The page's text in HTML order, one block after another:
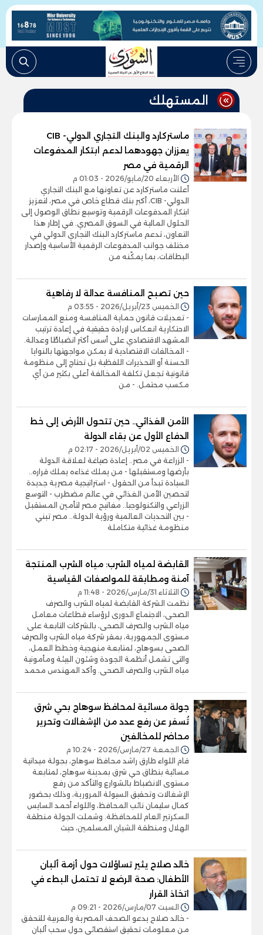
المستهلك
ماستركارد والبنك التجاري الدولي- CIB
يعززان جهودهما لدعم ابتكار المدفوعات
الرقمية في مصر
الأربعاء 20/مايو/2026 - 01:03 م
أعلنت ماستركارد عن تعاونها مع البنك التجاري
الدولي- CIB، أكبر بنك قطاع خاص في مصر، لتعزيز
ابتكار المدفوعات الرقمية وتوسيع نطاق الوصول إلى
الحلول المالية في السوق المصري. في إطار هذا
التعاون، تدعم ماستركارد البنك التجاري الدولي في
مختلف جوانب المدفوعات الرقمية الأساسية وإصدار
البطاقات، بما يمكّنه من
حين تصبح المنافسة عدالة لا رفاهية
الخميس 23/أبريل/2026 - 03:55 م
- تعديلات قانون حماية المنافسة ومنع الممارسات
الاحتكارية انعكاس لإرادة حقيقية في إعادة ترتيب
المشهد الاقتصادي على أسس أكثر انضباطًا وعدالة.
- المخالفات الاقتصادية لا يمكن مواجهتها بالنوايا
الحسنة أو التحذيرات اللفظية بل تحتاج إلى منظومة
قانونية تجعل تكلفة المخالفة أعلى بكثير من أي
مكسب محتمل. - من
الأمن الغذائي.. حين تتحول الأرض إلى خط
الدفاع الأول عن بقاء الدولة
الخميس 02/أبريل/2026 - 02:17 م
- الزراعة في مصر.. إعادة صياغة لعلاقة الدولة
بأرضها ومستقبلها - من يملك غذاءه يملك قراره..
السيادة تبدأ من الحقول - استراتيجية مصرية جديدة
لتحصين الأمن الغذائي في عالم مضطرب - التوسع
الزراعي والتكنولوجيا.. مفاتيح مصر لتأمين المستقبل
- بين التحديات العالمية ورؤية الدولة.. مصر تبني
منظومة غذائية متكاملة
القابضة لمياه الشرب: مياه الشرب المنتجة
آمنة ومطابقة للمواصفات القياسية
الثلاثاء 31/مارس/2026 - 11:48 م
نظمت الشركة القابضة لمياه الشرب والصرف
الصحى، الاجتماع الدورى لرؤساء قطاعات معامل
مياه الشرب والصرف الصحى، بالشركات التابعة على
مستوى الجمهورية، بمقر شركة مياه الشرب والصرف
الصحى بسوهاج، لمتابعة منهجية وخطط العمل،
والتى تشمل أنظمة الجودة وشئون البيئة ومأمونية
مياه الشرب والصرف الصحى. وأكد المهندس محمد
جولة مسائية لمحافظ سوهاج بحي شرق
تُسفر عن رفع عدد من الإشغالات وتحرير
محاضر للمخالفين
الجمعة 27/مارس/2026 - 10:24 م
قام اللواء طارق راشد محافظ سوهاج، بجولة ميدانية
مسائية بنطاق حي شرق بمدينة سوهاج، لمتابعة
مستوى الانضباط بالشوارع والتأكد من رفع
الإشغالات وتحقيق السيولة المرورية، وذلك بحضور
كمال سليمان نائب المحافظ، واللواء أحمد السايس
السكرتير العام للمحافظة. وشملت الجولة منطقة
الهلال ومنطقة الشبان المسلمين، حيث
خالد صلاح يثير تساؤلات حول أزمة ألبان
الأطفال: صحة الرضع لا تحتمل البطء في
اتخاذ القرار
السبت 07/مارس/2026 - 09:21 م
- خالد صلاح يدعو الصحف المصرية والعربية للتحقق
من معلومات تحقيق استقصائي حول سحب ألبان